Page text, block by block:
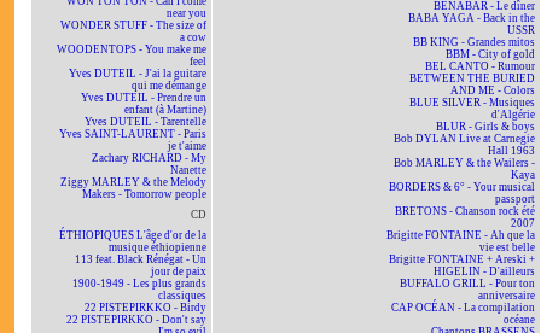
near you
WONDER STUFF - The size of
a cow
WOODENTOPS - You make me
feel
Yves DUTEIL - J'ai la guitare
qui me démange
Yves DUTEIL - Prendre un
enfant (à Martine)
Yves DUTEIL - Tarentelle
Yves SAINT-LAURENT - Paris
je t'aime
Zachary RICHARD - My
Nanette
Ziggy MARLEY & the Melody
Makers - Tomorrow people
CD
ÉTHIOPIQUES L'âge d'or de la
musique éthiopienne
113 feat. Black Rénégat - Un
jour de paix
1900-1949 - Les plus grands
classiques
22 PISTEPIRKKO - Birdy
22 PISTEPIRKKO - Don't say
BÉNABAR - Le dîner
BABA YAGA - Back in the
USSR
BB KING - Grandes mitos
BBM - City of gold
BEL CANTO - Rumour
BETWEEN THE BURIED
AND ME - Colors
BLUE SILVER - Musiques
d'Algérie
BLUR - Girls & boys
Bob DYLAN Live at Carnegie
Hall 1963
Bob MARLEY & the Wailers -
Kaya
BORDERS & 6° - Your musical
passport
BRETONS - Chanson rock été
2007
Brigitte FONTAINE - Ah que la
vie est belle
Brigitte FONTAINE + Areski +
HIGELIN - D'ailleurs
BUFFALO GRILL - Pour ton
anniversaire
CAP OCÉAN - La compilation
océane